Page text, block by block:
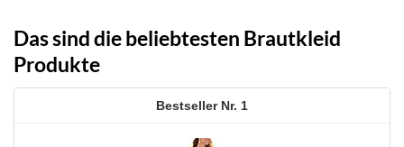
Das sind die beliebtesten Brautkleid
Produkte
1